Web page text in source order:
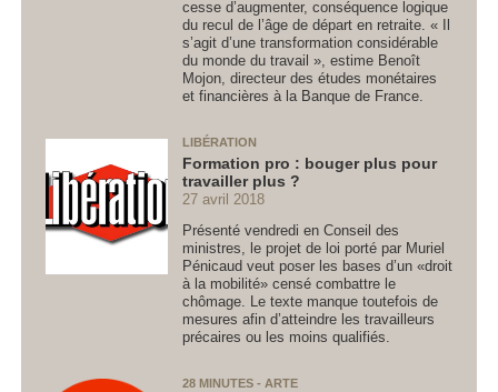
cesse d’augmenter, conséquence logique
du recul de l’âge de départ en retraite. « Il
s’agit d’une transformation considérable
du monde du travail », estime Benoît
Mojon, directeur des études monétaires
et financières à la Banque de France.
LIBÉRATION
Formation pro : bouger plus pour
travailler plus ?
27 avril 2018
Présenté vendredi en Conseil des
ministres, le projet de loi porté par Muriel
Pénicaud veut poser les bases d’un «droit
à la mobilité» censé combattre le
chômage. Le texte manque toutefois de
mesures afin d’atteindre les travailleurs
précaires ou les moins qualifiés.
28 MINUTES - ARTE